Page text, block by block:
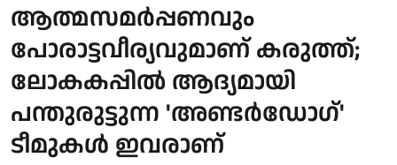
ആത്മസമർപ്പണവും
പോരാട്ടവീര്യവുമാണ് കരുത്ത്;
ലോകകപ്പിൽ ആദ്യമായി
പന്തുരുട്ടുന്ന 'അണ്ടർഡോഗ്'
ടീമുകള്‍ ഇവരാണ്